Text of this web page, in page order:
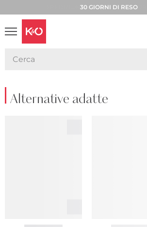
30 GIORNI DI RESO
Alternative adatte